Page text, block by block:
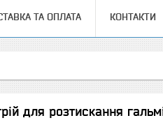
ТА ОПЛАТА КОНТАКТИ
для розтискання